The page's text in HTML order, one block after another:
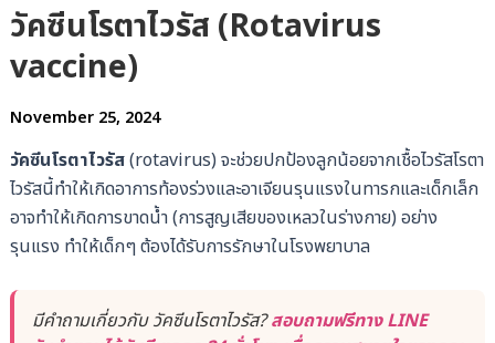
วัคซีนโรตาไวรัส (Rotavirus
vaccine)
November 25, 2024
วัคซีนโรตาไวรัส(rotavirus) จะช่วยปกป้องลูกน้อยจากเชื้อไวรัสโรตา
ไวรัสนี้ทำให้เกิดอาการท้องร่วงและอาเจียนรุนแรงในทารกและเด็กเล็ก
อาจทำให้เกิดการขาดน้ำ (การสูญเสียของเหลวในร่างกาย) อย่าง
รุนแรง ทำให้เด็กๆ ต้องได้รับการรักษาในโรงพยาบาล
มีคำถามเกี่ยวกับ วัคซีนโรตาไวรัส?สอบถามฟรีทาง LINE